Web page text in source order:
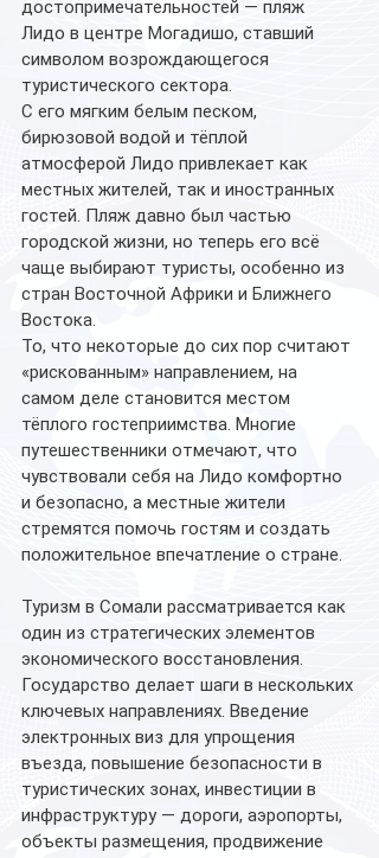
достопримечательностей — пляж
Лидо в центре Могадишо, ставший
символом возрождающегося
туристического сектора.
С его мягким белым песком,
бирюзовой водой и тёплой
атмосферой Лидо привлекает как
местных жителей, так и иностранных
гостей. Пляж давно был частью
городской жизни, но теперь его всё
чаще выбирают туристы, особенно из
стран Восточной Африки и Ближнего
Востока.
То, что некоторые до сих пор считают
«рискованным» направлением, на
самом деле становится местом
тёплого гостеприимства. Многие
путешественники отмечают, что
чувствовали себя на Лидо комфортно
и безопасно, а местные жители
стремятся помочь гостям и создать
положительное впечатление о стране.
Туризм в Сомали рассматривается как
один из стратегических элементов
экономического восстановления.
Государство делает шаги в нескольких
ключевых направлениях. Введение
электронных виз для упрощения
въезда, повышение безопасности в
туристических зонах, инвестиции в
инфраструктуру — дороги, аэропорты,
объекты размещения, продвижение